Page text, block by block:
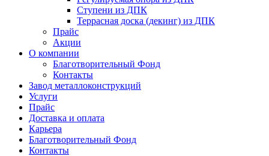
Ступени из ДПК
Террасная доска (декинг) из ДПК
Прайс
Акции
О компании
Благотворительный Фонд
Контакты
Завод металлоконструкций
Услуги
Прайс
Доставка и оплата
Карьера
Благотворительный Фонд
Контакты